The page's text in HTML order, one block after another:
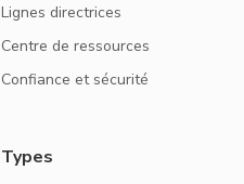
Lignes directrices
Centre de ressources
Confiance et sécurité
Types